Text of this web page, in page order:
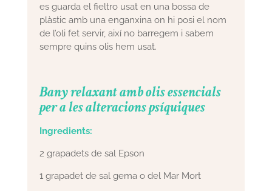
es guarda el fieltro usat en una bossa de
plàstic amb una enganxina on hi posi el nom
de l’oli fet servir, així no barregem i sabem
sempre quins olis hem usat.
Bany relaxant amb olis essencials
per a les alteracions psíquiques
Ingredients:
2 grapadets de sal Epson
1 grapadet de sal gema o del Mar Mort